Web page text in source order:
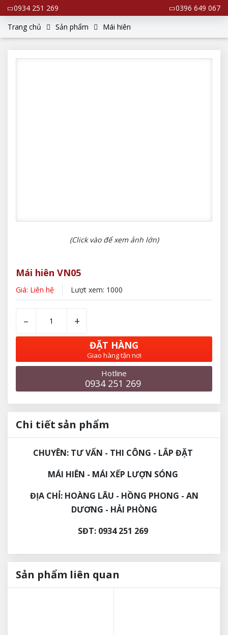
0934 251 269
0396 649 067
Trang chủ
Sản phẩm Mái hiên
(Click vào để xem ảnh lớn)
Mái hiên VN05
Giá: Liên hệ Lượt xem: 1000
– +
ĐẶT HÀNG
Giao hàng tận nơi
Hotline
0934 251 269
Chi tiết sản phẩm
CHUYÊN: TƯ VẤN - THI CÔNG - LẮP ĐẶT
MÁI HIÊN - MÁI XẾP LƯỢN SÓNG
ĐỊA CHỈ: HOÀNG LÂU - HỒNG PHONG - AN
DƯƠNG - HẢI PHÒNG
SĐT: 0934 251 269
Sản phẩm liên quan